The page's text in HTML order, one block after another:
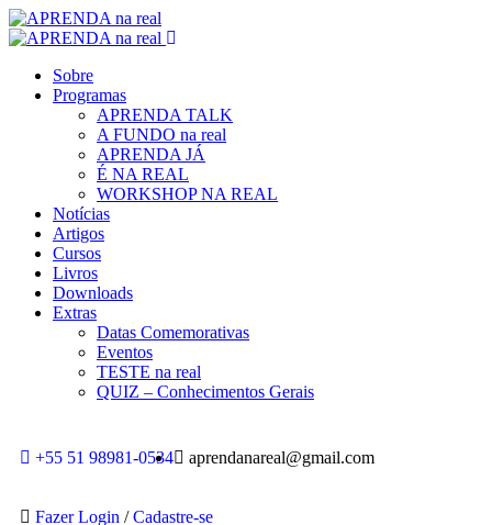
Sobre
Programas
APRENDA TALK
A FUNDO na real
APRENDA JÁ
É NA REAL
WORKSHOP NA REAL
Notícias
Artigos
Cursos
Livros
Downloads
Extras
Datas Comemorativas
Eventos
TESTE na real
QUIZ – Conhecimentos Gerais
+55 51 98981-0534 aprendanareal@gmail.com
Fazer Login / Cadastre-se